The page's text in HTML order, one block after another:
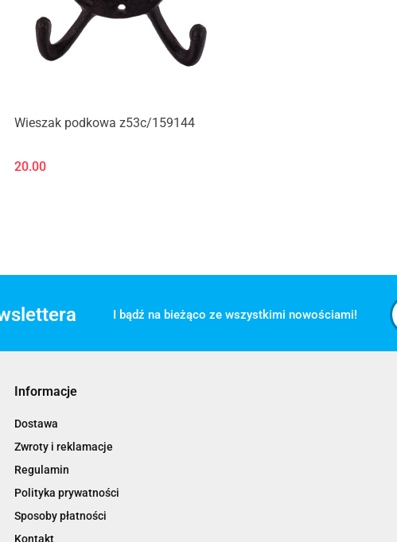
Produkt niedostępny
Wieszak podkowa z53c/159144
20.00
I bądź na bieżąco ze wszystkimi nowościami!
Informacje
Dostawa
Zwroty i reklamacje
Regulamin
Polityka prywatności
Sposoby płatności
Kontakt